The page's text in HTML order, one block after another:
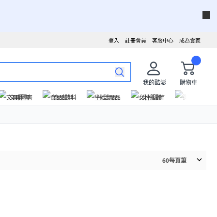
成為賣家
客服中心
註冊會員
登入
我的酷澎
購物車
文具圖書
食品飲料 生活用品 女性服飾
60每頁筆